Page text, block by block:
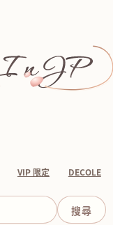
VIP 限定 DECOLE